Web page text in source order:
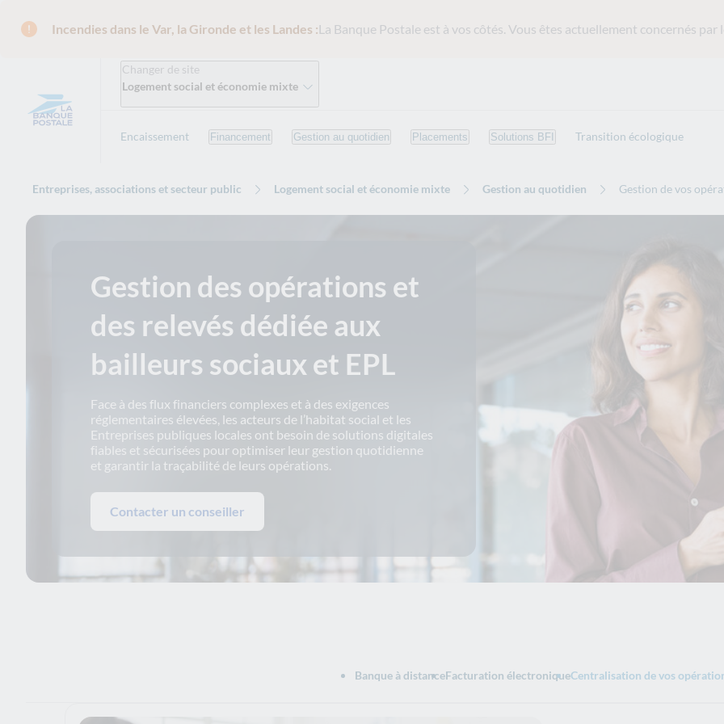
Incendies dans le Var, la Gironde et les Landes :La Banque Postale est à vos côtés. Vous êtes actuellement concernés par
Changer de site
Logement social et économie mixte
Encaissement Financement Gestion au quotidien Placements Solutions BFI Transition écologique
Entreprises, associations et secteur public Logement social et économie mixte Gestion au quotidien Gestion de vos
Gestion des opérations et
des relevés dédiée aux
bailleurs sociaux et EPL
Face à des flux financiers complexes et à des exigences
réglementaires élevées, les acteurs de l’habitat social et les
Entreprises publiques locales ont besoin de solutions digitales
fiables et sécurisées pour optimiser leur gestion quotidienne
et garantir la traçabilité de leurs opérations.
Contacter un conseiller
Banque à distanceFacturation électroniqueCentralisation de vos